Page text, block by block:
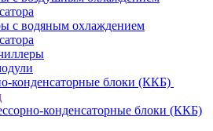
с водяным охлаждением
конденсаторные блоки (ККБ)
конденсаторные блоки (ККБ)